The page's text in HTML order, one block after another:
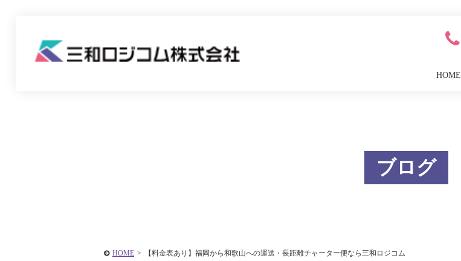
HOME
ブログ
HOME > 【料金表あり】福岡から和歌山への運送・長距離チャーター便なら三和ロジコム